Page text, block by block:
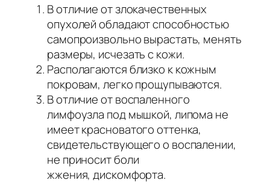
В отличие от злокачественных
опухолей обладают способностью
самопроизвольно вырастать, менять
размеры, исчезать с кожи.
Располагаются близко к кожным
покровам, легко прощупываются.
В отличие от воспаленного
лимфоузла под мышкой, липома не
имеет красноватого оттенка,
свидетельствующего о воспалении,
не приносит боли
жжения, дискомфорта.